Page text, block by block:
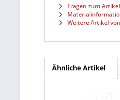
Fragen zum
Weitere Artikel
Ähnliche Artikel